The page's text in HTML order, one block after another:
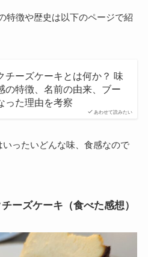
特徴や歴史は以下のページで紹
あわせて読みたい
チーズケーキとは何か？ 味
の特徴、名前の由来、ブー
った理由を考察
ったいどんな味、食感なので
ーズケーキ（食べた感想）